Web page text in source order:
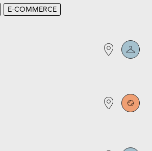
E-COMMERCE